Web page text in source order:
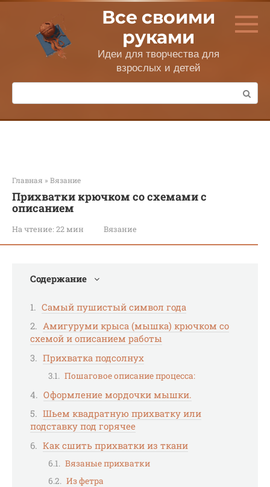
Перейти
контенту
Все своими
руками
Идеи для творчества для
взрослых и детей
Поиск:
Главная » Вязание
Прихватки крючком со схемами с
описанием
На чтение: 22 мин Вязание
Содержание
Самый пушистый символ года
Амигуруми крыса (мышка) крючком со
схемой и описанием работы
Прихватка подсолнух
Пошаговое описание процесса:
Оформление мордочки мышки.
Шьем квадратную прихватку или
подставку под горячее
Как сшить прихватки из ткани
Вязаные прихватки
Из фетра